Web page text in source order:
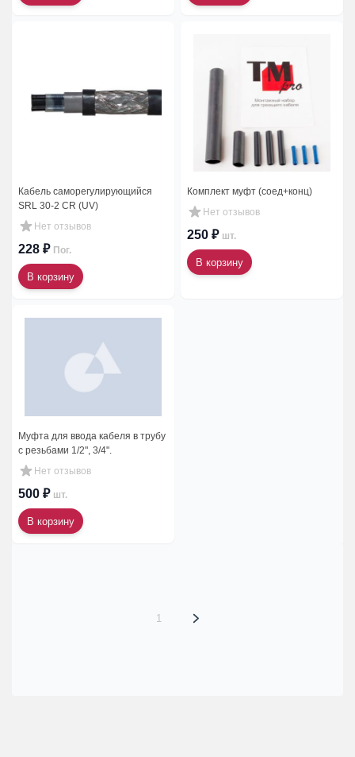
Кабель саморегулирующийся
SRL 30-2 CR (UV)
Нет отзывов
228 ₽ Пог.
В корзину
Комплект муфт (соед+конц)
Нет отзывов
250 ₽ шт.
В корзину
Муфта для ввода кабеля в трубу
с резьбами 1/2", 3/4".
Нет отзывов
500 ₽ шт.
В корзину
1